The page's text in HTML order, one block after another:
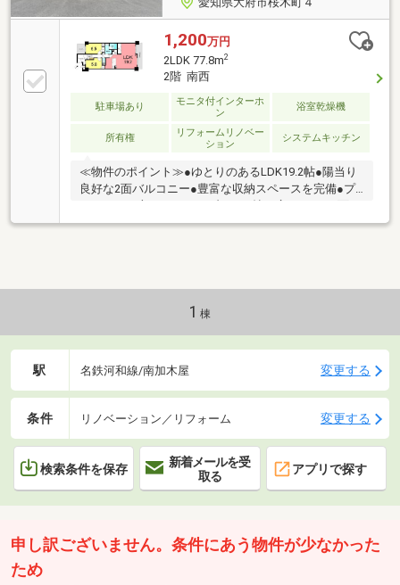
1,200万円
2LDK 77.8m2
2階 南西
駐車場あり
モニタ付インターホ
ン
浴室乾燥機
所有権
リフォームリノベー
ション
システムキッチン
≪物件のポイント≫●ゆとりのあるLDK19.2帖●陽当り
良好な2面バルコニー●豊富な収納スペースを完備●プ
ライバシー守るアルコーブ＊19.2帖の広々LDKと2面バ
ルコニーを備えた、光と風が心地よい住空間です。●
す。
1 棟
駅 名鉄河和線/南加木屋 変更する
条件 リノベーション／リフォーム 変更する
検索条件を保存
新着メールを受
取る
アプリで探す
申し訳ございません。条件にあう物件が少なかった
ため